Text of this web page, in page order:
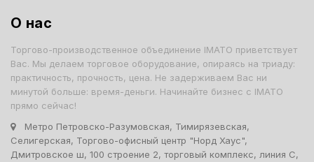
О нас
Торгово-производственное объединение IMATO приветствует
Вас. Мы делаем торговое оборудование, опираясь на триаду:
практичность, прочность, цена. Не задерживаем Вас ни
минутой больше: время-деньги. Начинайте бизнес с IMATO
прямо сейчас!
Метро Петровско-Разумовская, Тимирязевская,
Селигерская, Торгово-офисный центр "Норд Хаус",
Дмитровское ш, 100 строение 2, торговый комплекс, линия С,